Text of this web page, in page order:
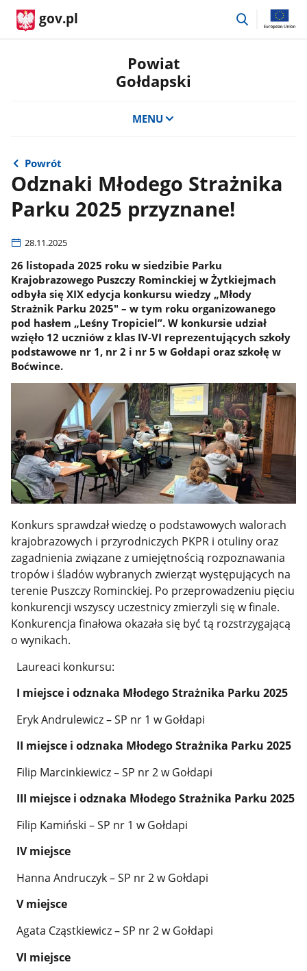
gov.pl
przejdź
Powiat
Gołdapski
MENU
Powrót
Odznaki Młodego Strażnika
Parku 2025 przyznane!
28.11.2025
26 listopada 2025 roku w siedzibie Parku
Krajobrazowego Puszczy Rominckiej w Żytkiejmach
odbyła się XIX edycja konkursu wiedzy „Młody
Strażnik Parku 2025″ – w tym roku organizowanego
pod hasłem „Leśny Tropiciel”. W konkursie udział
wzięło 12 uczniów z klas IV-VI reprezentujących szkoły
podstawowe nr 1, nr 2 i nr 5 w Gołdapi oraz szkołę w
Boćwince.
Konkurs sprawdzał wiedzę o podstawowych walorach
krajobrazowych i przyrodniczych PKPR i otuliny oraz
zagadnienia związane z umiejętnością rozpoznawania
tropów i śladów wybranych zwierząt występujących na
terenie Puszczy Rominckiej. Po przeprowadzeniu pięciu
konkurencji wszyscy uczestnicy zmierzyli się w finale.
Konkurencja finałowa okazała się być tą rozstrzygającą
o wynikach.
Laureaci konkursu:
I miejsce i odznaka Młodego Strażnika Parku 2025
Eryk Andrulewicz – SP nr 1 w Gołdapi
II miejsce i odznaka Młodego Strażnika Parku 2025
Filip Marcinkiewicz – SP nr 2 w Gołdapi
III miejsce i odznaka Młodego Strażnika Parku 2025
Filip Kamiński – SP nr 1 w Gołdapi
IV miejsce
Hanna Andruczyk – SP nr 2 w Gołdapi
V miejsce
Agata Cząstkiewicz – SP nr 2 w Gołdapi
VI miejsce